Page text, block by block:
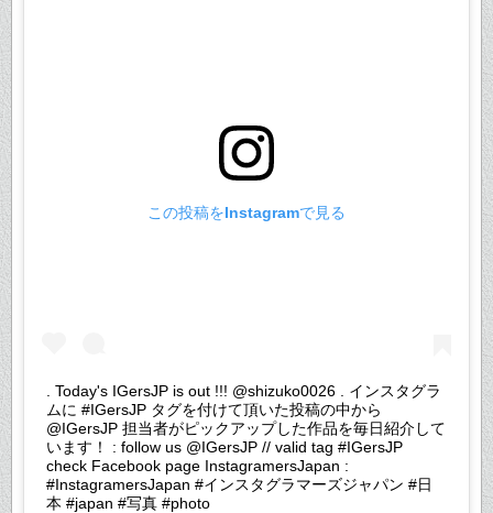
この投稿をInstagramで見る
. Today's IGersJP is out !!! @shizuko0026 . インスタグラ
ムに #IGersJP タグを付けて頂いた投稿の中から
@IGersJP 担当者がピックアップした作品を毎日紹介して
います！ : follow us @IGersJP // valid tag #IGersJP
check Facebook page InstagramersJapan :
#InstagramersJapan #インスタグラマーズジャパン #日
本 #japan #写真 #photo